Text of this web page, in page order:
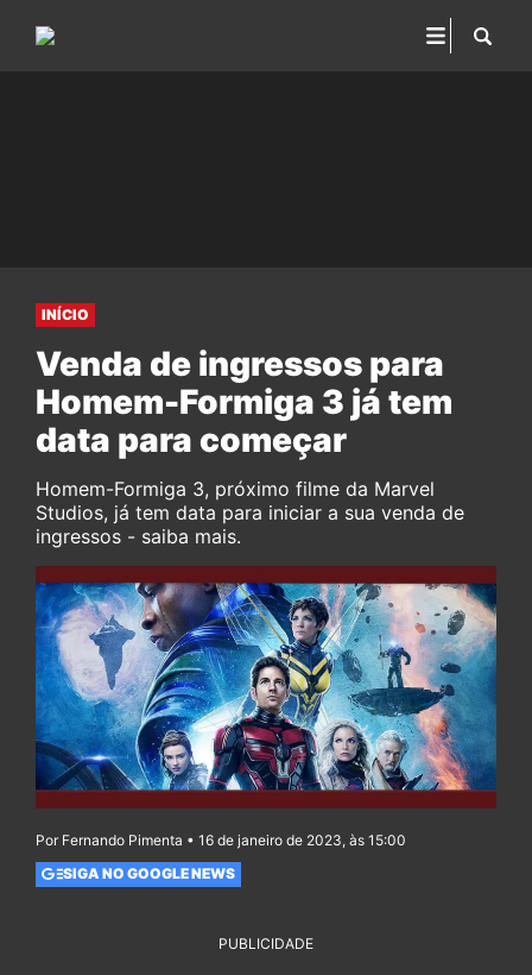
INÍCIO
Venda de ingressos para
Homem-Formiga 3 já tem
data para começar
Homem-Formiga 3, próximo filme da Marvel
Studios, já tem data para iniciar a sua venda de
ingressos - saiba mais.
Por Fernando Pimenta • 16 de janeiro de 2023, às 15:00
SIGA NO GOOGLE NEWS
PUBLICIDADE